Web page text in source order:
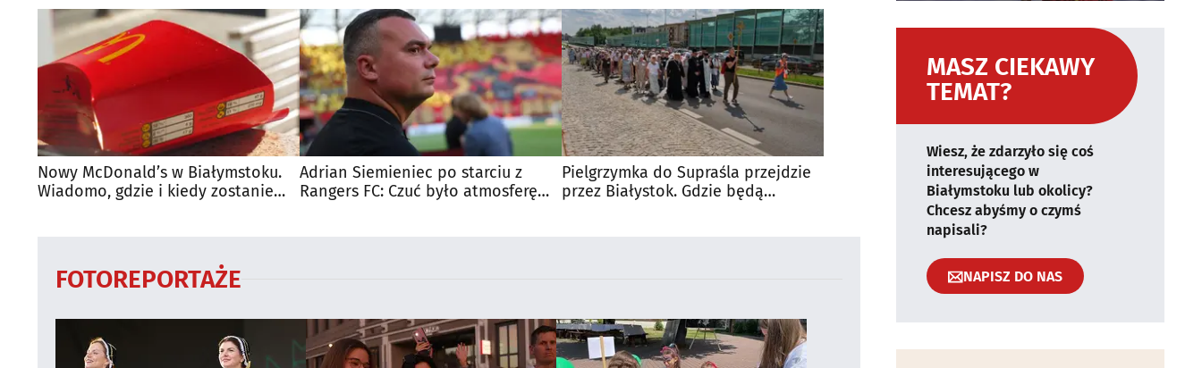
Nowy McDonald’s w Białymstoku.
Wiadomo, gdzie i kiedy zostanie
Adrian Siemieniec po starciu z
Rangers FC: Czuć było atmosferę
Pielgrzymka do Supraśla przejdzie
przez Białystok. Gdzie będą
FOTOREPORTAŻE
MASZ CIEKAWY
TEMAT?
Wiesz, że zdarzyło się coś
interesującego w
Białymstoku lub okolicy?
Chcesz abyśmy o czymś
napisali?
NAPISZ DO NAS